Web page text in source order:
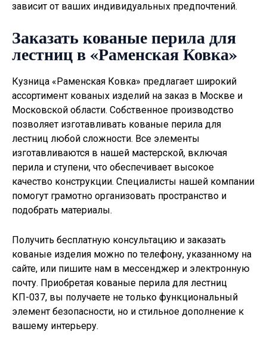
зависит от ваших индивидуальных предпочтений.
Заказать кованые перила для
лестниц в «Раменская Ковка»
Кузница «Раменская Ковка» предлагает широкий
ассортимент кованых изделий на заказ в Москве и
Московской области. Собственное производство
позволяет изготавливать кованые перила для
лестниц любой сложности. Все элементы
изготавливаются в нашей мастерской, включая
перила и ступени, что обеспечивает высокое
качество конструкции. Специалисты нашей компании
помогут грамотно организовать пространство и
подобрать материалы.
Получить бесплатную консультацию и заказать
кованые изделия можно по телефону, указанному на
сайте, или пишите нам в мессенджер и электронную
почту. Приобретая кованые перила для лестниц
КП-037, вы получаете не только функциональный
элемент безопасности, но и стильное дополнение к
вашему интерьеру.